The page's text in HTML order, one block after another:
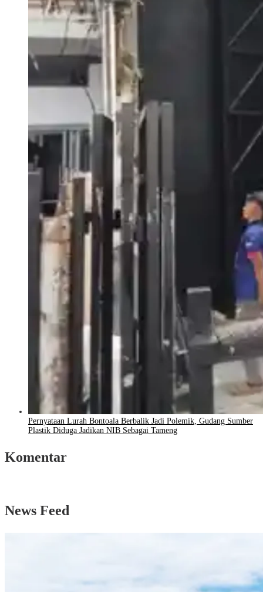
Pernyataan Lurah Bontoala Berbalik Jadi Polemik, Gudang Sumber
Plastik Diduga Jadikan NIB Sebagai Tameng
Komentar
News Feed